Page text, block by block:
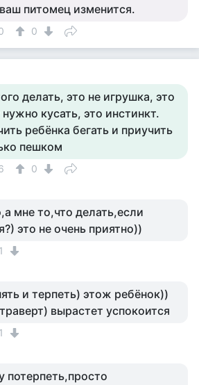
питомец изменится.
0
делать, это не игрушка, это
кусать, это инстинкт.
ребёнка бегать и приучить
пешком
0
мне то,что делать,если
это не очень приятно))
1
и терпеть) этож ребёнок))
вырастет успокоится
1
потерпеть,просто